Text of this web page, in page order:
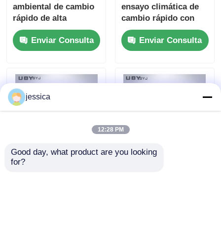
ambiental de cambio
rápido de alta
humedad UP-6111 con
generador de vapor
Enviar Consulta
ensayo climática de
cambio rápido con
transiciones rápidas
de temperatura y
controlador
Enviar Consulta
jessica
12:28 PM
Good day, what product are you looking
for?